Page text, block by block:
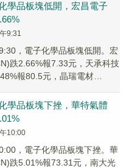
學品板塊低開，宏昌電子
9:31
，電子化學品板塊低開。宏
跌2.66%報7.33元，天承科技
報80.5元，晶瑞電材
學品板塊下挫，華特氣體
10:00
，電子化學品板塊下挫。華
跌5.01%報73.31元，南大光